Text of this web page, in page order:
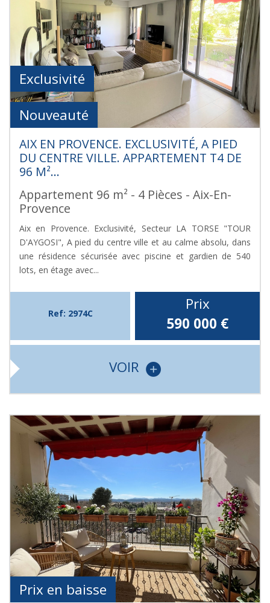
Exclusivité
Nouveauté
AIX EN PROVENCE. EXCLUSIVITÉ, A PIED
DU CENTRE VILLE. APPARTEMENT T4 DE
96 M²...
Appartement 96 m² - 4 Pièces - Aix-En-
Provence
Aix en Provence. Exclusivité, Secteur LA TORSE "TOUR
D'AYGOSI", A pied du centre ville et au calme absolu, dans
une résidence sécurisée avec piscine et gardien de 540
lots, en étage avec...
Ref: 2974C
Prix
590 000 €
VOIR
Prix en baisse